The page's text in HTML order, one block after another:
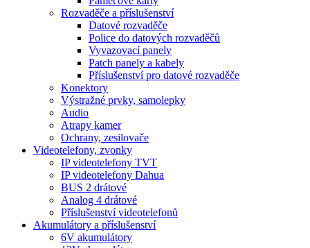
Rozvaděče a příslušenství
Datové rozvaděče
Police do datových rozvaděčů
Vyvazovací panely
Patch panely a kabely
Příslušenství pro datové rozvaděče
Konektory
Výstražné prvky, samolepky
Audio
Atrapy kamer
Ochrany, zesilovače
Videotelefony, zvonky
IP videotelefony TVT
IP videotelefony Dahua
BUS 2 drátové
Analog 4 drátové
Příslušenství videotelefonů
Akumulátory a příslušenství
6V akumulátory